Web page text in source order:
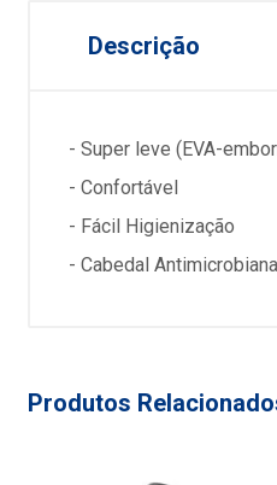
Descrição
- Super leve (EVA-
- Confortável
- Fácil Higienização
- Cabedal Antimicrobiana
Produtos